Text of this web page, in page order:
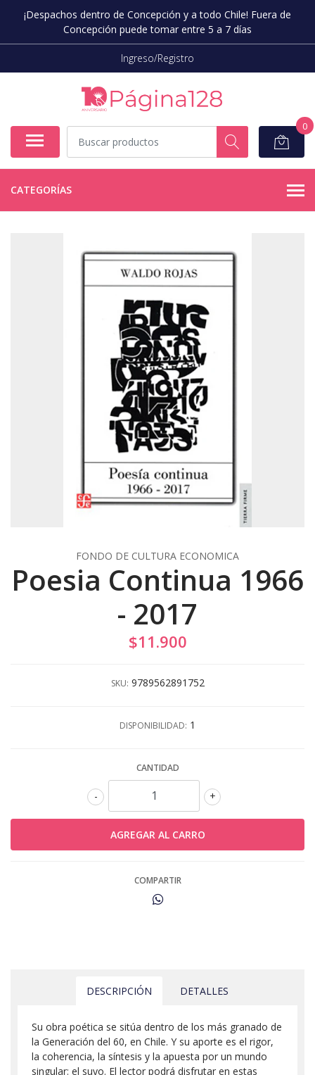
¡Despachos dentro de Concepción y a todo Chile! Fuera de
Concepción puede tomar entre 5 a 7 días
Ingreso/Registro
0
CATEGORÍAS
FONDO DE CULTURA ECONOMICA
Poesia Continua 1966
- 2017
$11.900
SKU: 9789562891752
DISPONIBILIDAD: 1
CANTIDAD
+
-
COMPARTIR
DESCRIPCIÓN DETALLES
Su obra poética se sitúa dentro de los más granado de
la Generación del 60, en Chile. Y su aporte es el rigor,
la coherencia, la síntesis y la apuesta por un mundo
singular: el suyo. El lector podrá disfrutar en estas